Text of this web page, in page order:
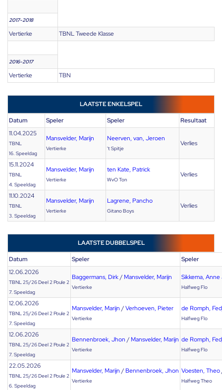
2017-2018
Vertierke TBNL Tweede Klasse
2016-2017
Vertierke TBN
LAATSTE ENKELSPEL
Datum Speler Speler
Resultaat
11.04.2025
TBNL
16. Speeldag
Mansvelder, Marijn
Vertierke
Neerven, van, Jeroen
't Spitje
Verlies
15.11.2024
TBNL
4. Speeldag
Mansvelder, Marijn
Vertierke
ten Kate, Patrick
WvO Ton
Verlies
11.10.2024
TBNL
3. Speeldag
Mansvelder, Marijn
Vertierke
Lagrene, Pancho
Gitano Boys
Verlies
LAATSTE DUBBELSPEL
Datum Speler
Speler
12.06.2026
TBNL 25/26 Deel 2 Poule 2
7. Speeldag
Baggermans, Dirk/ Mansvelder, Marijn
Vertierke
Sikkema, Anne
Halfweg Flo
12.06.2026
TBNL 25/26 Deel 2 Poule 2
7. Speeldag
Mansvelder, Marijn /Verhoeven, Pieter
Vertierke
de Romph,
Halfweg Flo
12.06.2026
TBNL 25/26 Deel 2 Poule 2
7. Speeldag
Bennenbroek, Jhon / Mansvelder, Marijn
Vertierke
de Romph,
Halfweg Flo
22.05.2026
TBNL 25/26 Deel 2 Poule 2
6. Speeldag
Mansvelder, Marijn / Bennenbroek, Jhon
Vertierke
Voesten, Theo
Halfweg Theo